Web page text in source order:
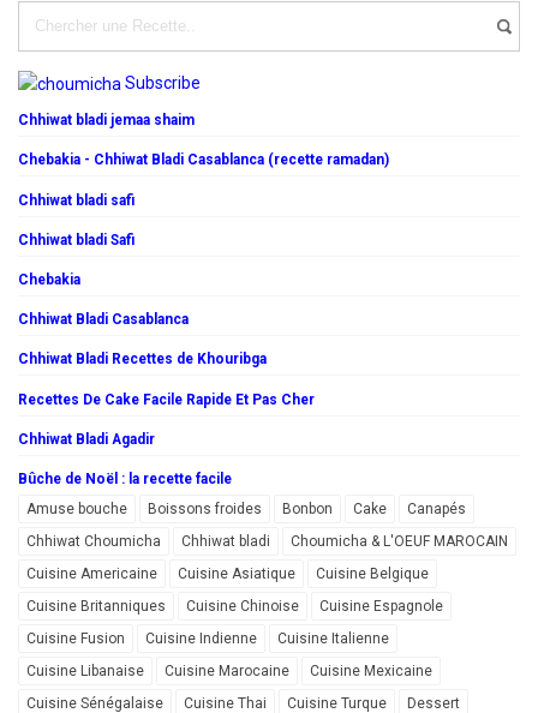
Subscribe
Chhiwat bladi jemaa shaim
Chebakia - Chhiwat Bladi Casablanca (recette ramadan)
Chhiwat bladi safi
Chhiwat bladi Safi
Chebakia
Chhiwat Bladi Casablanca
Chhiwat Bladi Recettes de Khouribga
Recettes De Cake Facile Rapide Et Pas Cher
Chhiwat Bladi Agadir
Bûche de Noël : la recette facile
Amuse bouche
Boissons froides Bonbon Cake
Canapés
Chhiwat Choumicha
Chhiwat bladi
Choumicha & L'OEUF MAROCAIN
Cuisine Americaine
Cuisine Asiatique
Cuisine Belgique
Cuisine Britanniques
Cuisine Chinoise
Cuisine Espagnole
Cuisine Fusion
Cuisine Indienne
Cuisine Italienne
Cuisine Libanaise
Cuisine Marocaine
Cuisine Mexicaine
Cuisine Sénégalaise
Cuisine Thai Cuisine Turque
Dessert